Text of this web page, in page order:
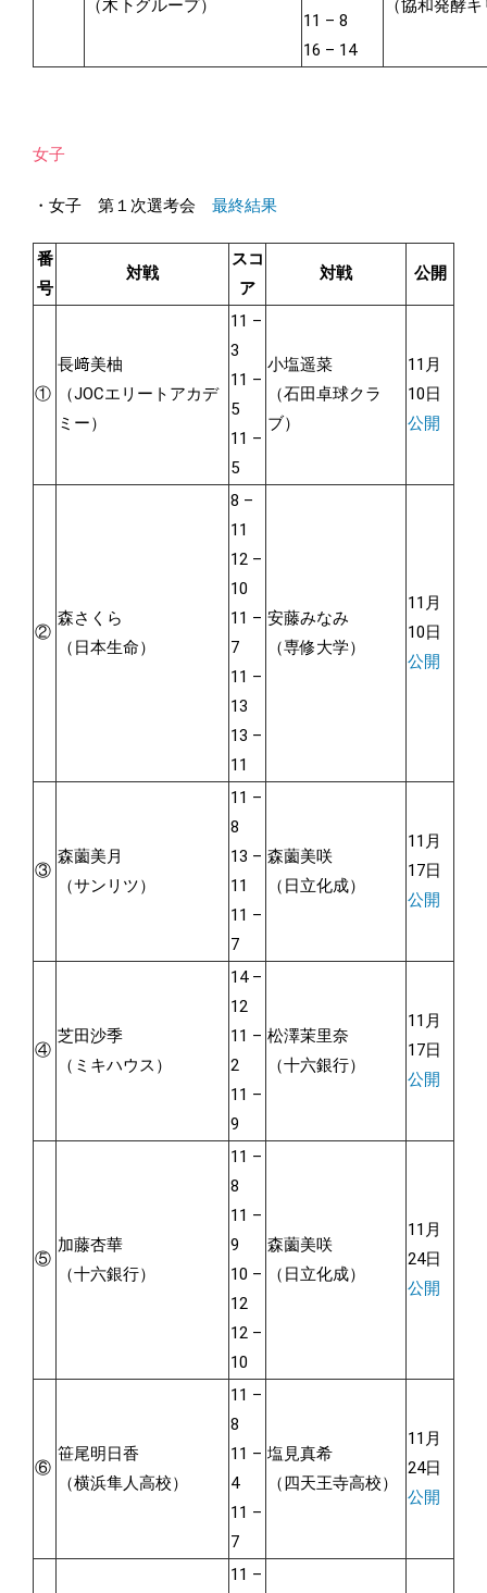
（木下グループ）
11 – 8
16 – 14
（協和発酵
女子
・女子 第１次選考会 最終結果
番
号
対戦
スコ
ア
対戦 公開
①
長﨑美柚
（JOCエリートアカデ
ミー）
11 –
3
11 –
5
11 –
5
小塩遥菜
（石田卓球クラ
ブ）
11月
10日
公開
②
森さくら
（日本生命）
8 –
11
12 –
10
11 –
7
11 –
13
13 –
11
安藤みなみ
（専修大学）
11月
10日
公開
③
森薗美月
（サンリツ）
11 –
8
13 –
11
11 –
7
森薗美咲
（日立化成）
11月
17日
公開
④
芝田沙季
（ミキハウス）
14 –
12
11 –
2
11 –
9
松澤茉里奈
（十六銀行）
11月
17日
公開
⑤
加藤杏華
（十六銀行）
11 –
8
11 –
9
10 –
12
12 –
10
森薗美咲
（日立化成）
11月
24日
公開
⑥
笹尾明日香
（横浜隼人高校）
11 –
8
11 –
4
11 –
7
塩見真希
（四天王寺高校）
11月
24日
公開
11 –